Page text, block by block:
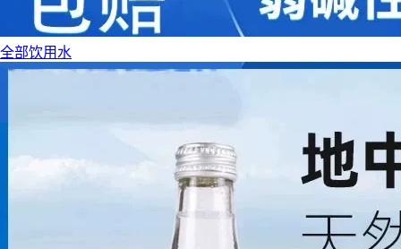
全部饮用水